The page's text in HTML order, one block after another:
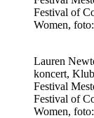
Festival of
Women,
Lauren
koncert,
Festival
Festival of
Women,